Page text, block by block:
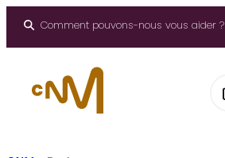
Comment pouvons-nous vous aider ?